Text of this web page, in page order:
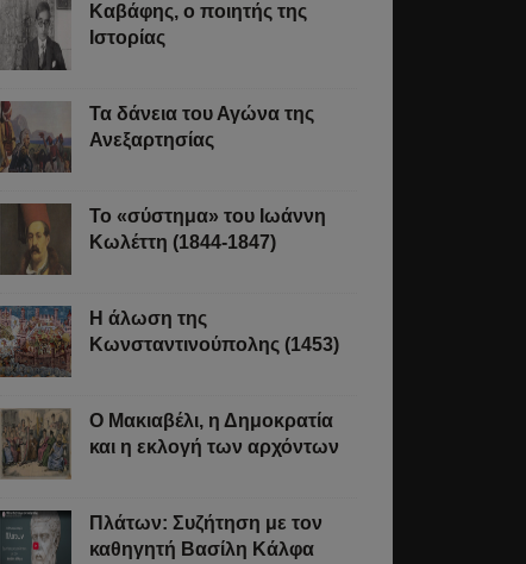
Καβάφης, ο ποιητής της
Ιστορίας
Τα δάνεια του Αγώνα της
Ανεξαρτησίας
Το «σύστημα» του Ιωάννη
Κωλέττη (1844-1847)
Η άλωση της
Κωνσταντινούπολης (1453)
Ο Μακιαβέλι, η Δημοκρατία
και η εκλογή των αρχόντων
Πλάτων: Συζήτηση με τον
καθηγητή Βασίλη Κάλφα